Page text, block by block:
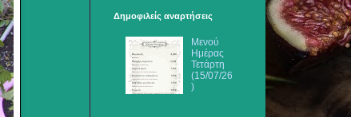
Δημοφιλείς αναρτήσεις
Μενού
Ημέρας
Τετάρτη
(15/07/26
)